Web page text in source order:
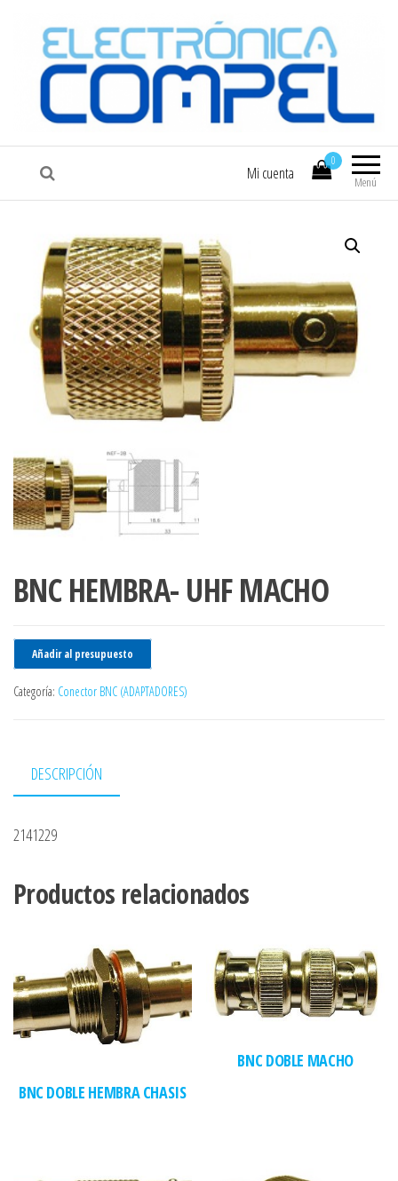
COMPEL Electrónica COMPEL
Menú
0
Mi cuenta
BNC HEMBRA- UHF MACHO
Añadir al presupuesto
Categoría: Conector BNC (ADAPTADORES)
DESCRIPCIÓN
2141229
Productos relacionados
BNC DOBLE HEMBRA CHASIS
BNC DOBLE MACHO